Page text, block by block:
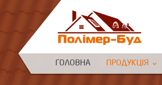
ГОЛОВНА ПРОДУКЦІЯ